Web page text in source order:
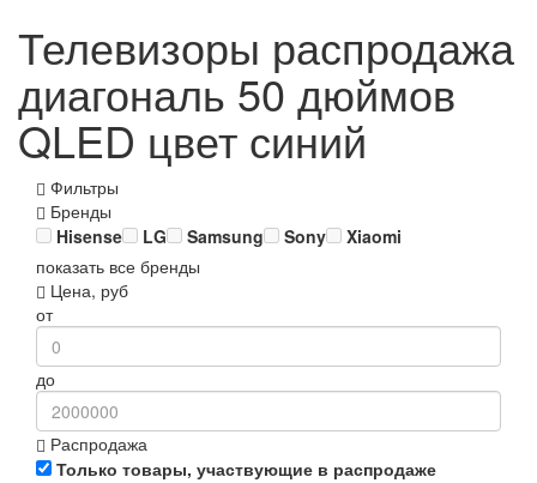
Телевизоры распродажа
диагональ 50 дюймов
QLED цвет синий
Фильтры
Бренды
Hisense
LG Samsung Sony
Xiaomi
показать все бренды
Цена, руб
от
до
Распродажа
Только товары, участвующие в распродаже